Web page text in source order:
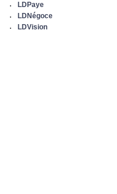
LDPaye
LDNégoce
LDVision